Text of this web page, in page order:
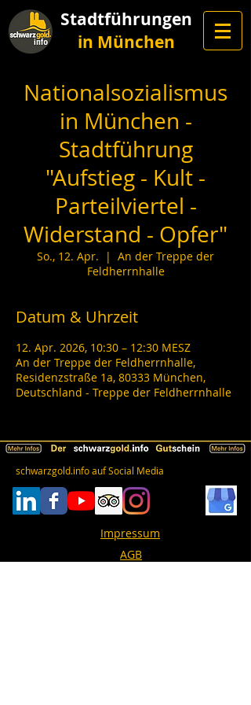
Stadtführungen
in München
Nationalsozialismus
in München -
Stadtführung
"Aufstieg - Kult -
Parteilviertel -
Widerstand - Opfer"
So., 12. Apr.
  |
An der Treppe der
Feldherrnhalle
Datum & Uhrzeit
12. Apr. 2026, 10:30 – 12:30 MESZ
An der Treppe der Feldherrnhalle,
Residenzstraße 1a, 80333 München,
Deutschland - Treppe der Feldherrnhalle
schwarzgold.info auf Social Media
Impressum
AGB